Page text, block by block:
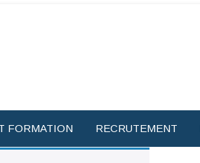
FORMATION RECRUTEMENT